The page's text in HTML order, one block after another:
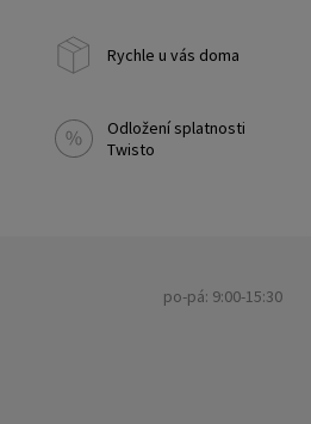
Rychle u vás doma
Odložení splatnosti
Twisto
po-pá: 9:00-15:30